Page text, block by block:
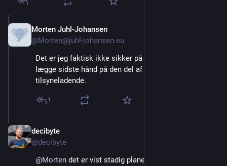
Morten Juhl-Johansen
@Morten@juhl-johansen.eu
Det er jeg faktisk ikke sikker på – de er i gang med at
lægge sidste hånd på den del af letbanen,
tilsyneladende.
1
decibyte
@decibyte
@Morten det er vist stadig planen: